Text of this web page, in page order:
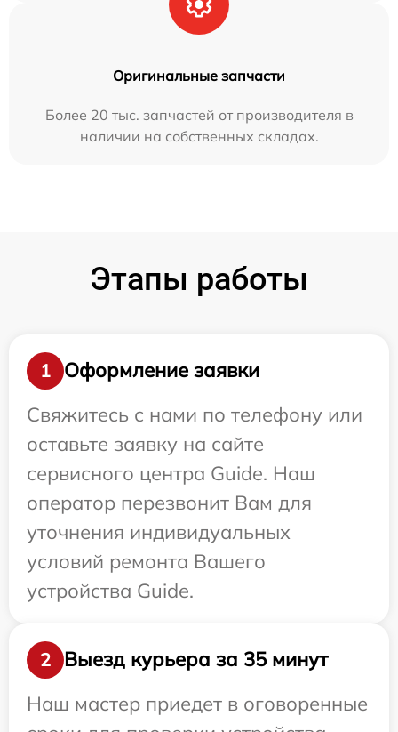
Оригинальные запчасти
Более 20 тыс. запчастей от производителя в
наличии на собственных складах.
Этапы работы
1
Оформление заявки
Свяжитесь с нами по телефону или
оставьте заявку на сайте
сервисного центра Guide. Наш
оператор перезвонит Вам для
уточнения индивидуальных
условий ремонта Вашего
устройства Guide.
2
Выезд курьера за 35 минут
Наш мастер приедет в оговоренные